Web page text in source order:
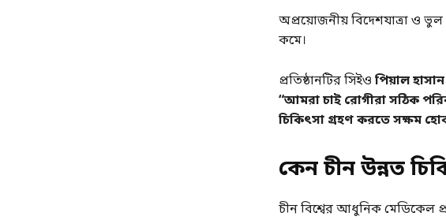
অপ্রয়োজনীয় বিদেশযাত্রা ও
কমে।
প্রতিষ্ঠানটির সিইও পিয়াল হাসান
“আমরা চাই রোগীরা সঠিক
চিকিৎসা গ্রহণ করতে সক্ষম
কেন চীন উন্নত
চীন বিশ্বের আধুনিক মেডিকেল